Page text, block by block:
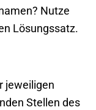
Nutze
Lösungssatz.
jeweiligen
Stellen des